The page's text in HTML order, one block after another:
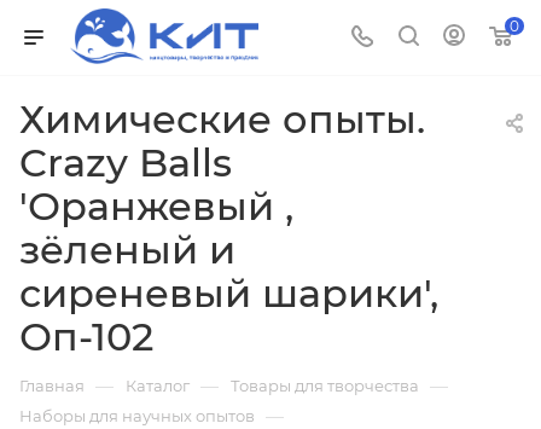
0
Химические опыты.
Crazy Balls
'Оранжевый ,
зёленый и
сиреневый шарики',
Оп-102
Главная — Каталог — Товары для творчества —
Наборы для научных опытов —